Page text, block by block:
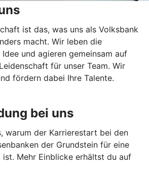
ist das, was uns als Volksbank
macht. Wir leben die
und agieren gemeinsam auf
für unser Team. Wir
fördern dabei Ihre Talente.
bei uns
warum der Karrierestart bei den
der Grundstein für eine
Mehr Einblicke erhältst du auf